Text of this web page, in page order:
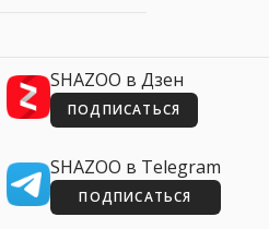
SHAZOO в Дзен
ПОДПИСАТЬСЯ
SHAZOO в Telegram
ПОДПИСАТЬСЯ